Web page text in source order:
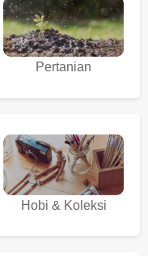
Pertanian
Hobi & Koleksi